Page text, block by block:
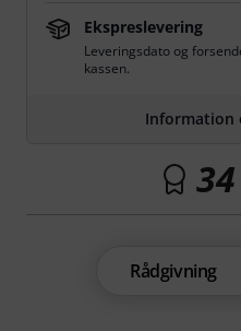
Ekspreslevering
Leveringsdato og
kassen.
Information
34
Rådgivning